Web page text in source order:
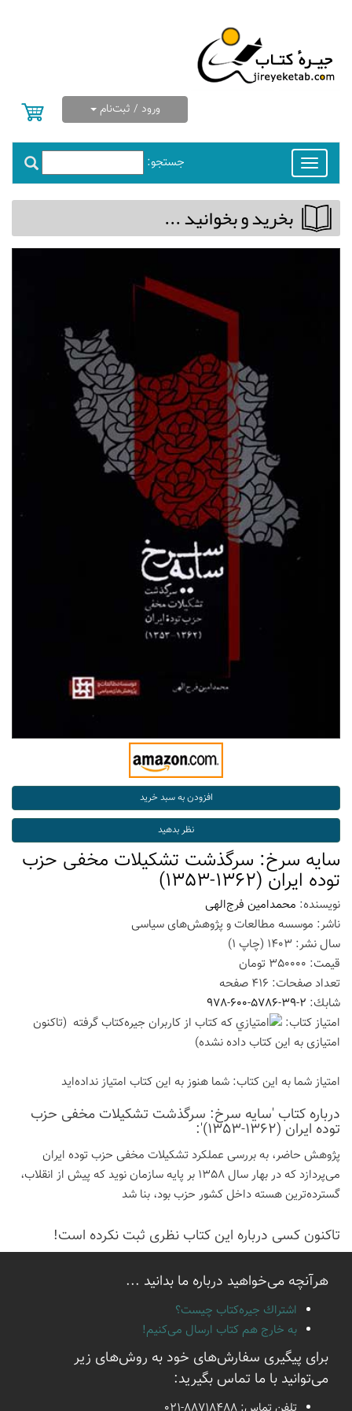
ورود / ثبت‌نام
جستجو:
Toggle
navigation
بخريد و بخوانيد ...
سایه سرخ: سرگذشت تشکیلات مخفی حزب
توده ایران (1362-1353)
نویسنده: محمدامین فرج‌الهی
ناشر: موسسه مطالعات و پژوهش‌های سیاسی
سال نشر: 1403 (چاپ 1
)
قیمت: 350000 تومان
تعداد صفحات: 416 صفحه
شابك: 978-600-5786-39-2
امتیاز كتاب:
(تاكنون
امتیازی به این كتاب داده نشده)
امتیاز شما به این كتاب: شما هنوز به این كتاب امتیاز نداده‌اید
درباره كتاب 'سایه سرخ: سرگذشت تشکیلات مخفی حزب
توده ایران (1362-1353)':
پژوهش حاضر، به بررسی عملکرد تشکیلات مخفی حزب توده ایران
می‌پردازد که در بهار سال 1358 بر پایه سازمان نوید که پیش از انقلاب،
گسترده‌ترین هسته داخل کشور حزب بود، بنا شد
تاكنون كسی درباره این كتاب نظری ثبت نكرده است!
هرآنچه می‌خواهید درباره ما بدانید ...
اشتراك جيره‌كتاب چيست؟
به خارج هم كتاب ارسال می‌كنیم!
برای پیگیری سفارش‌های خود به روش‌های زیر
می‌توانید با ما تماس بگیرید: